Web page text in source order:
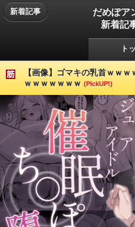
新着記事
だめぽア
新着記
ト
【画像】ゴマキの乳首ｗｗ
ｗｗｗｗｗｗｗ (PickUP!)